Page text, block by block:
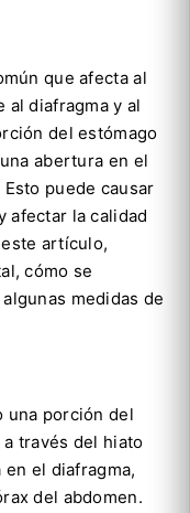
que afecta al
al diafragma y al
del estómago
abertura en el
puede causar
afectar la calidad
artículo,
cómo se
medidas de
una porción del
través del hiato
el diafragma,
del abdomen.